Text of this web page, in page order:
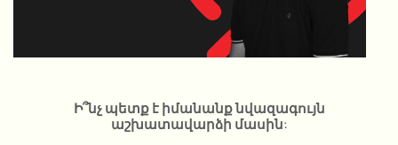
Ի՞նչ պետք է իմանանք նվազագույն
աշխատավարձի մասին: